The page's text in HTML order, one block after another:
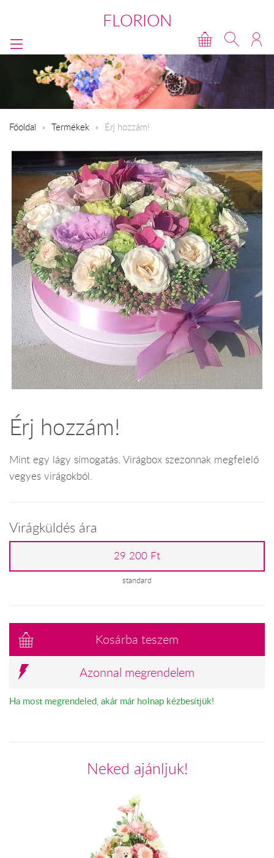
FLORION
Főoldal Termékek Érj hozzám!
Érj hozzám!
Mint egy lágy símogatás. Virágbox szezonnak megfelelő
vegyes virágokból.
Virágküldés ára
29 200 Ft
standard
Kosárba teszem
Azonnal megrendelem
Ha most megrendeled, akár már holnap kézbesítjük!
Neked ajánljuk!